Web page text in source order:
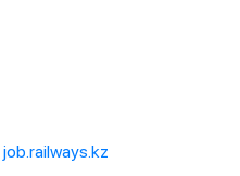
job.railways.kz